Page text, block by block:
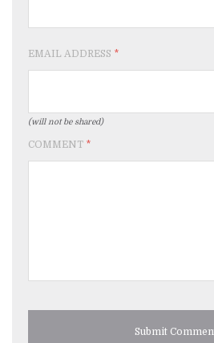
EMAIL ADDRESS *
(will not be shared)
COMMENT *